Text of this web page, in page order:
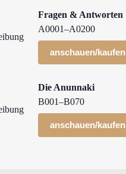
Fragen & Antworten
A0001–A0200
anschauen/kaufen
Die Anunnaki
B001–B070
anschauen/kaufen